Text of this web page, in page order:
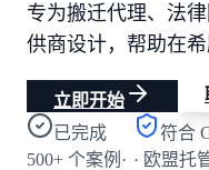
专为搬迁代理、法
供商设计，帮助在
立即开始
已完成
500+ 个案例 ·
符合
· 欧盟托